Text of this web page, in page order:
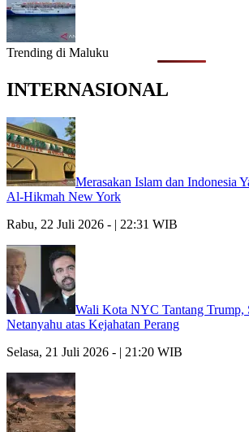
Trending di Maluku
INTERNASIONAL
Merasakan Islam dan Indonesia
Al-Hikmah New York
Rabu, 22 Juli 2026 - | 22:31 WIB
Wali Kota NYC Tantang Trump,
Netanyahu atas Kejahatan Perang
Selasa, 21 Juli 2026 - | 21:20 WIB